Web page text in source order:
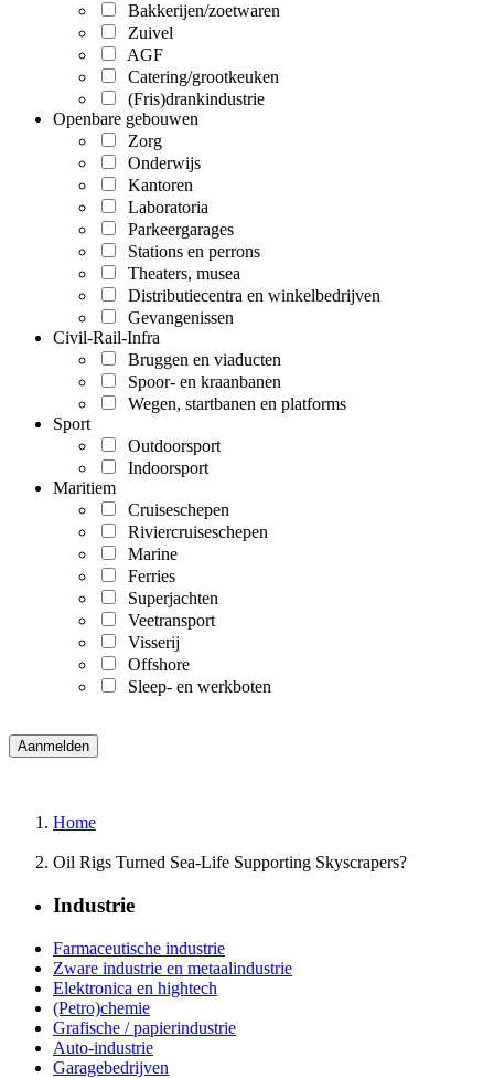
Bakkerijen/zoetwaren
Zuivel
AGF
Catering/grootkeuken
(Fris)drankindustrie
Openbare gebouwen
Zorg
Onderwijs
Kantoren
Laboratoria
Parkeergarages
Stations en perrons
Theaters, musea
Distributiecentra en winkelbedrijven
Gevangenissen
Civil-Rail-Infra
Bruggen en viaducten
Spoor- en kraanbanen
Wegen, startbanen en platforms
Sport
Outdoorsport
Indoorsport
Maritiem
Cruiseschepen
Riviercruiseschepen
Marine
Ferries
Superjachten
Veetransport
Visserij
Offshore
Sleep- en werkboten
Home
Oil Rigs Turned Sea-Life Supporting Skyscrapers?
Industrie
Farmaceutische industrie
Zware industrie en metaalindustrie
Elektronica en hightech
(Petro)chemie
Grafische / papierindustrie
Auto-industrie
Garagebedrijven